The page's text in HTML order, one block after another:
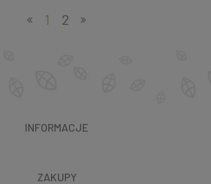
1 2
INFORMACJE
ZAKUPY